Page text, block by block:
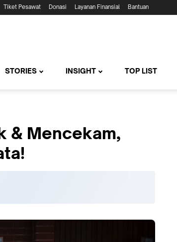
Tiket Pesawat Donasi Layanan Finansial Bantuan
STORIES INSIGHT TOP LIST
& Mencekam,